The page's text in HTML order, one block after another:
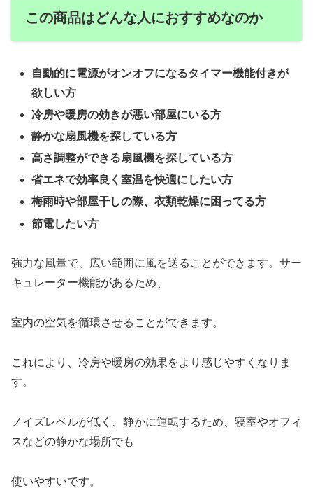
この商品はどんな人におすすめなのか
自動的に電源がオンオフになるタイマー機能付きが
欲しい方
冷房や暖房の効きが悪い部屋にいる方
静かな扇風機を探している方
高さ調整ができる扇風機を探している方
省エネで効率良く室温を快適にしたい方
梅雨時や部屋干しの際、衣類乾燥に困ってる方
節電したい方
強力な風量で、広い範囲に風を送ることができます。サー
キュレーター機能があるため、
室内の空気を循環させることができます。
これにより、冷房や暖房の効果をより感じやすくなりま
す。
ノイズレベルが低く、静かに運転するため、寝室やオフィ
スなどの静かな場所でも
使いやすいです。